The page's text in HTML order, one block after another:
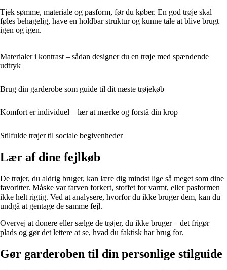
Tjek sømme, materiale og pasform, før du køber. En god trøje skal
føles behagelig, have en holdbar struktur og kunne tåle at blive brugt
igen og igen.
Materialer i kontrast – sådan designer du en trøje med spændende
udtryk
Brug din garderobe som guide til dit næste trøjekøb
Komfort er individuel – lær at mærke og forstå din krop
Stilfulde trøjer til sociale begivenheder
Lær af dine fejlkøb
De trøjer, du aldrig bruger, kan lære dig mindst lige så meget som dine
favoritter. Måske var farven forkert, stoffet for varmt, eller pasformen
ikke helt rigtig. Ved at analysere, hvorfor du ikke bruger dem, kan du
undgå at gentage de samme fejl.
Overvej at donere eller sælge de trøjer, du ikke bruger – det frigør
plads og gør det lettere at se, hvad du faktisk har brug for.
Gør garderoben til din personlige stilguide